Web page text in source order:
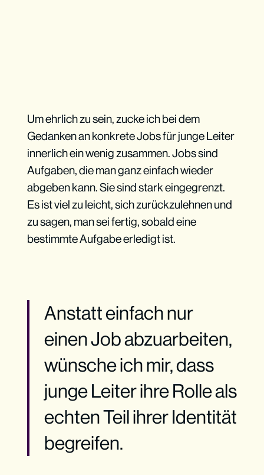
Um ehrlich zu sein, zucke ich bei dem
Gedanken an konkrete Jobs für junge Leiter
innerlich ein wenig zusammen. Jobs sind
Aufgaben, die man ganz einfach wieder
abgeben kann. Sie sind stark eingegrenzt.
Es ist viel zu leicht, sich zurückzulehnen und
zu sagen, man sei fertig, sobald eine
bestimmte Aufgabe erledigt ist.
Anstatt einfach nur
einen Job abzuarbeiten,
wünsche ich mir, dass
junge Leiter ihre Rolle als
echten Teil ihrer Identität
begreifen.